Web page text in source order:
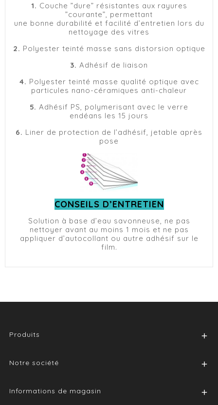
1. Couche ”dure” résistantes aux rayures
”courante”, permettant
une bonne durabilité et facilité d’entretien lors du
nettoyage des vitres
2. Polyester teinté masse sans distorsion optique
3. Adhésif de liaison
4. Polyester teinté masse qualité optique avec
particules nano-céramiques anti-chaleur
5. Adhésif PS, polymerisant avec le verre
endéans les 15 jours
6. Liner de protection de l’adhésif, jetable après
pose
CONSEILS D’ENTRETIEN
Solution à base d’eau savonneuse, ne pas
nettoyer avant au moins 1 mois et ne pas
appliquer d’autocollant ou autre adhésif sur le
film.
Produits 
Notre société 
Informations de magasin 